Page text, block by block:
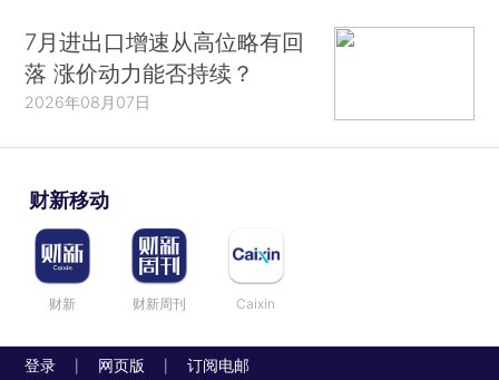
7月进出口增速从高位略有回
落 涨价动力能否持续？
2026年08月07日
财新移动
财新 财新周刊 Caixin
登录 网页版 订阅电邮